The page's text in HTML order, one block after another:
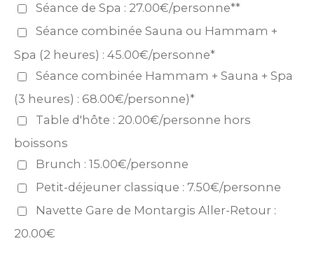
Séance de Spa : 27.00€/personne**
Séance combinée Sauna ou Hammam +
Spa (2 heures) : 45.00€/personne*
Séance combinée Hammam + Sauna + Spa
(3 heures) : 68.00€/personne)*
Table d'hôte : 20.00€/personne hors
boissons
Brunch : 15.00€/personne
Petit-déjeuner classique : 7.50€/personne
Navette Gare de Montargis Aller-Retour :
20.00€